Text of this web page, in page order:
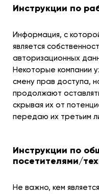
Инструкции по
Информация, с
является
авторизационных
Некоторые компании
смену прав доступа,
продолжают
скрывая их от
передаю их третьим
Инструкции по
посетителями/
Не важно, кем